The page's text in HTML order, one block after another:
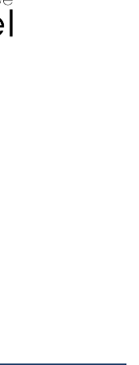
: la matière recyclée
représente plus de 95
et CITEO (Eco
de nos produits.